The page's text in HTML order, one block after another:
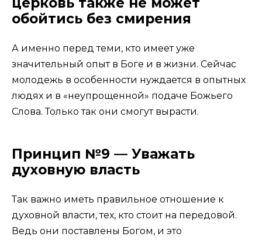
обойтись без смирения
А именно перед теми, кто имеет уже
значительный опыт в Боге и в жизни. Сейчас
молодежь в особенности нуждается в опытных
людях и в «неупрощенной» подаче Божьего
Слова. Только так они смогут вырасти.
Принцип №9 — Уважать
духовную власть
Так важно иметь правильное отношение к
духовной власти, тех, кто стоит на передовой.
Ведь они поставлены Богом, и это